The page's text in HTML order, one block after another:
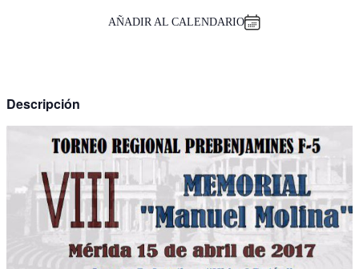
AÑADIR AL CALENDARIO
Descripción